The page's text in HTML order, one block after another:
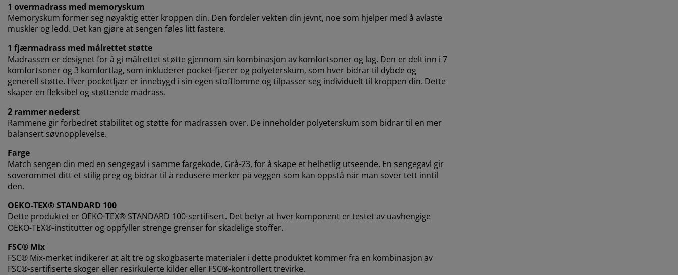
1 overmadrass med memoryskum
Memoryskum former seg nøyaktig etter kroppen din. Den fordeler vekten din jevnt, noe som hjelper med å avlaste
muskler og ledd. Det kan gjøre at sengen føles litt fastere.
1 fjærmadrass med målrettet støtte
Madrassen er designet for å gi målrettet støtte gjennom sin kombinasjon av komfortsoner og lag. Den er delt inn i 7
komfortsoner og 3 komfortlag, som inkluderer pocket-fjærer og polyeterskum, som hver bidrar til dybde og
generell støtte. Hver pocketfjær er innebygd i sin egen stofflomme og tilpasser seg individuelt til kroppen din. Dette
skaper en fleksibel og støttende madrass.
2 rammer nederst
Rammene gir forbedret stabilitet og støtte for madrassen over. De inneholder polyeterskum som bidrar til en mer
balansert søvnopplevelse.
Farge
Match sengen din med en sengegavl i samme fargekode, Grå-23, for å skape et helhetlig utseende. En sengegavl gir
soverommet ditt et stilig preg og bidrar til å redusere merker på veggen som kan oppstå når man sover tett inntil
den.
OEKO-TEX® STANDARD 100
Dette produktet er OEKO-TEX® STANDARD 100-sertifisert. Det betyr at hver komponent er testet av uavhengige
OEKO-TEX®-institutter og oppfyller strenge grenser for skadelige stoffer.
FSC® Mix
FSC® Mix-merket indikerer at alt tre og skogbaserte materialer i dette produktet kommer fra en kombinasjon av
FSC®-sertifiserte skoger eller resirkulerte kilder eller FSC®-kontrollert trevirke.